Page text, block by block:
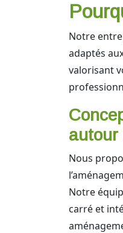
Notre
adaptés
valorisant
autour
Nous
Notre
carré et